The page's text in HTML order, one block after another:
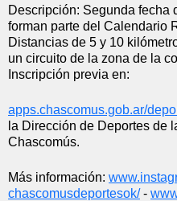
Descripción: Segunda fecha
forman parte del Calendario
Distancias de 5 y 10
un circuito de la zona de la
Inscripción previa en:
apps.chascomus.gob.ar/
la Dirección de Deportes de
Chascomús.
Más información:
chascomusdeportesok/ -